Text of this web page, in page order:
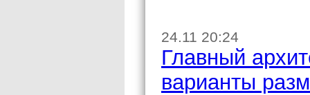
24.11 20:24
Главный
варианты